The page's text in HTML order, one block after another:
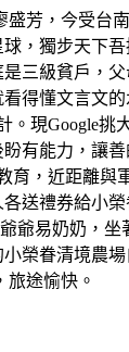
芳，今受
獨步天下
三級貧戶，
得懂文言文
現Google
能力，讓
，近距離
送禮券給小
易奶奶，
榮眷清境農
途愉快。